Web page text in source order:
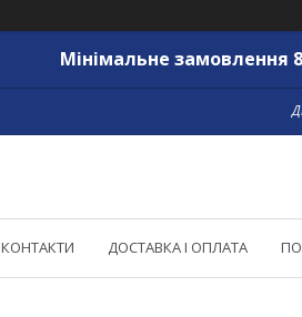
Мінімальне замовлення
КОНТАКТИ ДОСТАВКА І ОПЛАТА